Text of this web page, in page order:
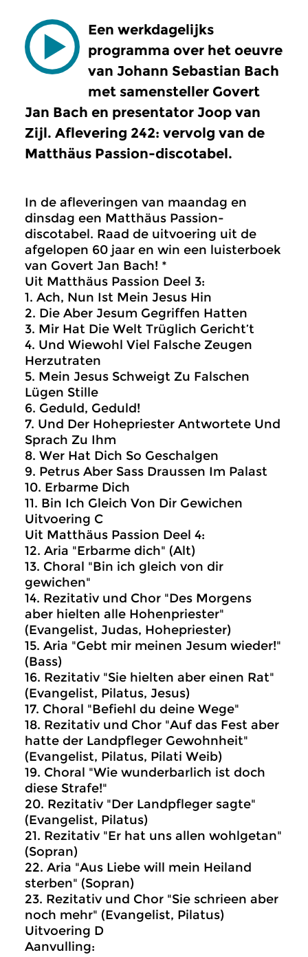
Een werkdagelijks
programma over het oeuvre
van Johann Sebastian Bach
met samensteller Govert
Jan Bach en presentator Joop van
Zijl. Aflevering 242: vervolg van de
Matthäus Passion-discotabel.
In de afleveringen van maandag en
dinsdag een Matthäus Passion-
discotabel. Raad de uitvoering uit de
afgelopen 60 jaar en win een luisterboek
van Govert Jan Bach! *
Uit Matthäus Passion Deel 3:
1. Ach, Nun Ist Mein Jesus Hin
2. Die Aber Jesum Gegriffen Hatten
3. Mir Hat Die Welt Trüglich Gericht’t
4. Und Wiewohl Viel Falsche Zeugen
Herzutraten
5. Mein Jesus Schweigt Zu Falschen
Lügen Stille
6. Geduld, Geduld!
7. Und Der Hohepriester Antwortete Und
Sprach Zu Ihm
8. Wer Hat Dich So Geschalgen
9. Petrus Aber Sass Draussen Im Palast
10. Erbarme Dich
11. Bin Ich Gleich Von Dir Gewichen
Uitvoering C
Uit Matthäus Passion Deel 4:
12. Aria "Erbarme dich" (Alt)
13. Choral "Bin ich gleich von dir
gewichen"
14. Rezitativ und Chor "Des Morgens
aber hielten alle Hohenpriester"
(Evangelist, Judas, Hohepriester)
15. Aria "Gebt mir meinen Jesum wieder!"
(Bass)
16. Rezitativ "Sie hielten aber einen Rat"
(Evangelist, Pilatus, Jesus)
17. Choral "Befiehl du deine Wege"
18. Rezitativ und Chor "Auf das Fest aber
hatte der Landpfleger Gewohnheit"
(Evangelist, Pilatus, Pilati Weib)
19. Choral "Wie wunderbarlich ist doch
diese Strafe!"
20. Rezitativ "Der Landpfleger sagte"
(Evangelist, Pilatus)
21. Rezitativ "Er hat uns allen wohlgetan"
(Sopran)
22. Aria "Aus Liebe will mein Heiland
sterben" (Sopran)
23. Rezitativ und Chor "Sie schrieen aber
noch mehr" (Evangelist, Pilatus)
Uitvoering D
Aanvulling: